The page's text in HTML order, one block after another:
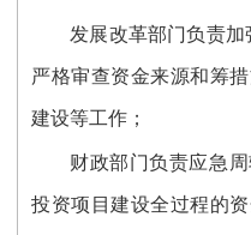
发展改革部门负责加
严格审查资金来源和筹
建设等工作；
财政部门负责应急
投资项目建设全过程的